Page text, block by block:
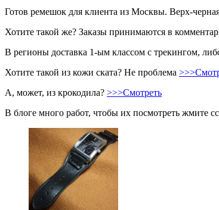
Готов ремешок для клиента из Москвы. Верх-
Хотите такой же? Заказы принимаются в
В регионы доставка 1-ым классом с трекингом,
Хотите такой из кожи ската? Не проблема
А, может, из крокодила? >>>Смотреть
В блоге много работ, чтобы их посмотреть жмите